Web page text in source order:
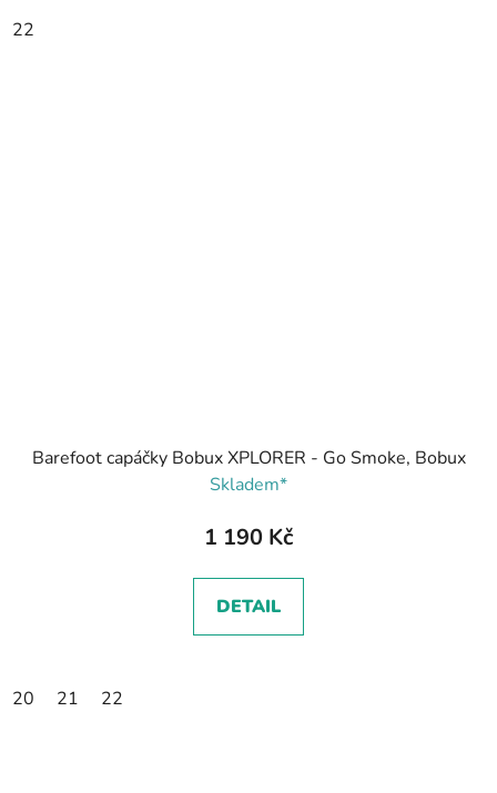
22
Barefoot capáčky Bobux XPLORER - Go Smoke, Bobux
Skladem*
1 190 Kč
DETAIL
20 21 22